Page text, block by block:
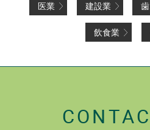
医業 建設業
飲食業